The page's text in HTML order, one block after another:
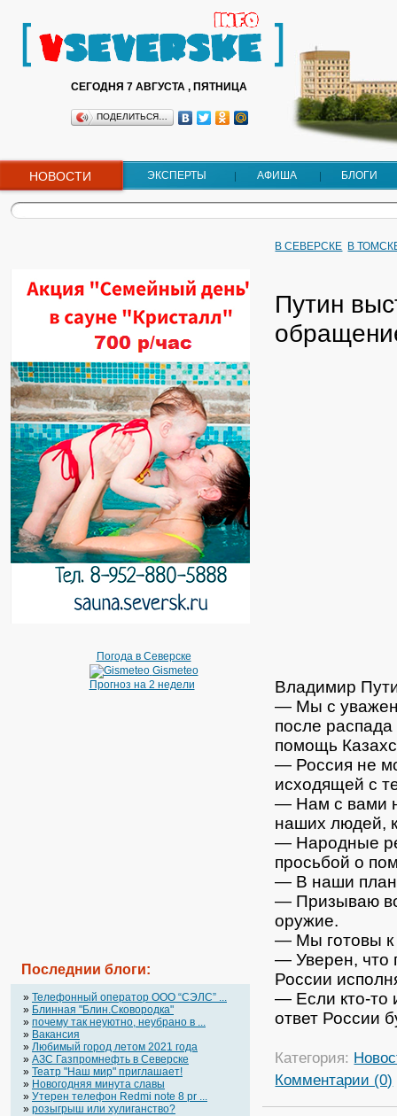
СЕГОДНЯ 7 АВГУСТА , ПЯТНИЦА
ПОДЕЛИТЬСЯ…
НОВОСТИ ЭКСПЕРТЫ АФИША БЛОГИ
Погода в Северске
Gismeteo
Прогноз на 2 недели
Последнии блоги:
» Телефонный оператор OOO “СЭЛС” ...
» Блинная "Блин.Сковородка"
» почему так неуютно, неубрано в ...
» Вакансия
» Любимый город летом 2021 года
» АЗС Газпромнефть в Северске
» Театр "Наш мир" приглашает!
» Новогодняя минута славы
» Утерен телефон Redmi note 8 pr ...
» розыгрыш или хулиганство?
В СЕВЕРСКЕ В
Путин
Владимир
— Мы с
после
помощь
— Россия не
исходящей с
— Нам с вами
наших людей,
— Народные
просьбой о
— В наши
— Призываю
оружие.
— Мы готовы к
— Уверен, что
России
— Если кто-то
ответ России
Категория:
Комментарии (0)